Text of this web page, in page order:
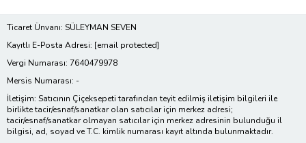
Ticaret Ünvanı: SÜLEYMAN SEVEN
Kayıtlı E-Posta Adresi: [email protected]
Vergi Numarası: 7640479978
Mersis Numarası: -
İletişim: Satıcının Çiçeksepeti tarafından teyit edilmiş iletişim bilgileri ile
birlikte tacir/esnaf/sanatkar olan satıcılar için merkez adresi;
tacir/esnaf/sanatkar olmayan satıcılar için merkez adresinin bulunduğu il
bilgisi, ad, soyad ve T.C. kimlik numarası kayıt altında bulunmaktadır.